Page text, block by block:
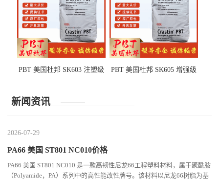
PBT 美国杜邦 SK603 注塑级
PBT 美国杜邦 SK605 增强级
新闻资讯
2026-07-29
PA66 美国 ST801 NC010价格
PA66 美国 ST801 NC010 是一款高韧性尼龙66工程塑料材料，属于聚酰胺
（Polyamide，PA）系列中的高性能改性牌号。该材料以尼龙66树脂为基